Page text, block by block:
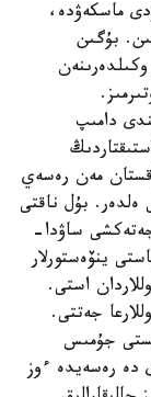
ماسكەۋدە،
بۇگىن
دامىپ
مەن رەسەي
بۇل ناقتى
ساۋدا-
ينۆەستورلار
27 ميلليارد دوللاردان استى.
20 ميلليارد دوللارعا جەتتى.
جۇمىس
دە رەسەيدە ءوز